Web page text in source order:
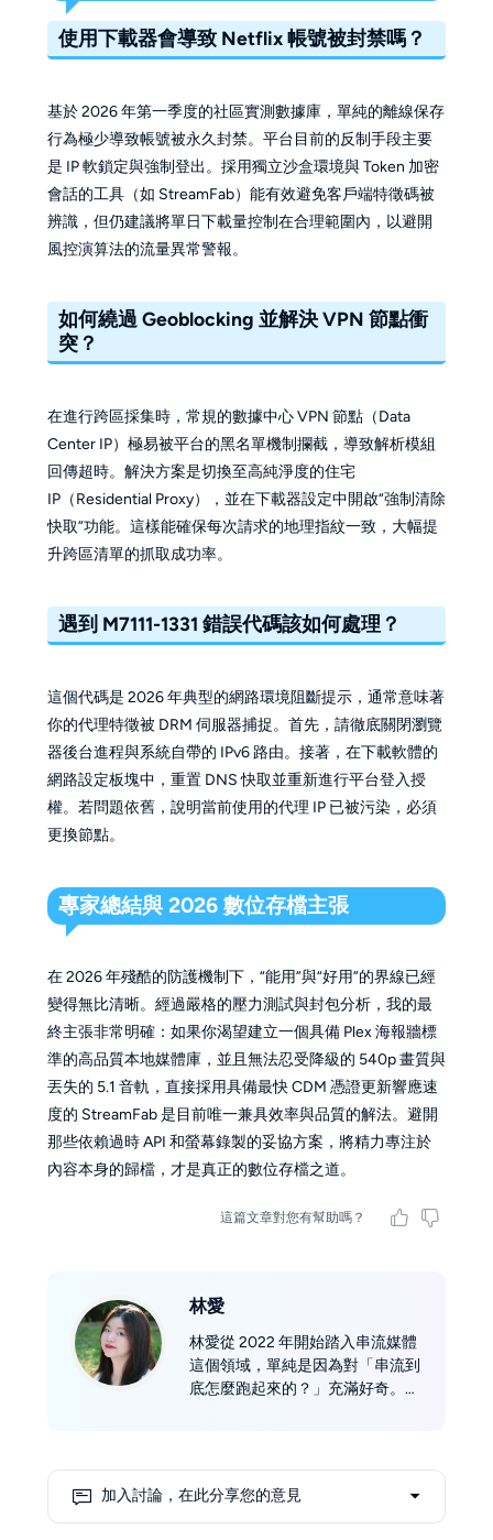
使用下載器會導致 Netflix 帳號被封禁嗎？
基於 2026 年第一季度的社區實測數據庫，單純的離線保存
行為極少導致帳號被永久封禁。平台目前的反制手段主要
是 IP 軟鎖定與強制登出。採用獨立沙盒環境與 Token 加密
會話的工具（如 StreamFab）能有效避免客戶端特徵碼被
辨識，但仍建議將單日下載量控制在合理範圍內，以避開
風控演算法的流量異常警報。
如何繞過 Geoblocking 並解決 VPN 節點衝
突？
在進行跨區採集時，常規的數據中心 VPN 節點（Data
Center IP）極易被平台的黑名單機制攔截，導致解析模組
回傳超時。解決方案是切換至高純淨度的住宅
IP（Residential Proxy），並在下載器設定中開啟“強制清除
快取”功能。這樣能確保每次請求的地理指紋一致，大幅提
升跨區清單的抓取成功率。
遇到 M7111-1331 錯誤代碼該如何處理？
這個代碼是 2026 年典型的網路環境阻斷提示，通常意味著
你的代理特徵被 DRM 伺服器捕捉。首先，請徹底關閉瀏覽
器後台進程與系統自帶的 IPv6 路由。接著，在下載軟體的
網路設定板塊中，重置 DNS 快取並重新進行平台登入授
權。若問題依舊，說明當前使用的代理 IP 已被污染，必須
更換節點。
專家總結與 2026 數位存檔主張
在 2026 年殘酷的防護機制下，“能用”與“好用”的界線已經
變得無比清晰。經過嚴格的壓力測試與封包分析，我的最
終主張非常明確：如果你渴望建立一個具備 Plex 海報牆標
準的高品質本地媒體庫，並且無法忍受降級的 540p 畫質與
丟失的 5.1 音軌，直接採用具備最快 CDM 憑證更新響應速
度的 StreamFab 是目前唯一兼具效率與品質的解法。避開
那些依賴過時 API 和螢幕錄製的妥協方案，將精力專注於
內容本身的歸檔，才是真正的數位存檔之道。
這篇文章對您有幫助嗎？
林愛
林愛從 2022 年開始踏入串流媒體
這個領域，單純是因為對「串流到
底怎麼跑起來的？」充滿好奇。
西講得更簡單，讓一般使用者也能
輕鬆懂。 她的文章常常把自己的
加入討論，在此分享您的意見